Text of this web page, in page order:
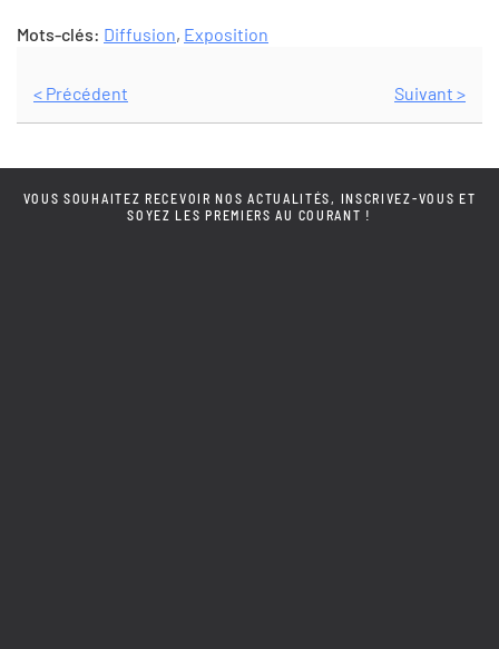
Mots-clés: Diffusion, Exposition
< Précédent Suivant >
VOUS SOUHAITEZ RECEVOIR NOS ACTUALITÉS, INSCRIVEZ-VOUS ET
SOYEZ LES PREMIERS AU COURANT !